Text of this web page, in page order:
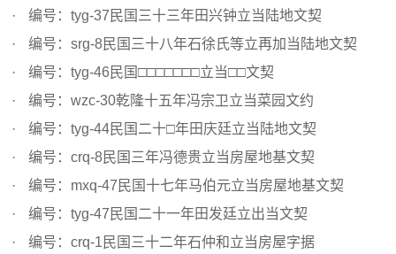
编号：tyg-37民国三十三年田兴钟立当陆地文契
编号：srg-8民国三十八年石徐氏等立再加当陆地文契
编号：tyg-46民国□□□□□□□立当□□文契
编号：wzc-30乾隆十五年冯宗卫立当菜园文约
编号：tyg-44民国二十□年田庆廷立当陆地文契
编号：crq-8民国三年冯德贵立当房屋地基文契
编号：mxq-47民国十七年马伯元立当房屋地基文契
编号：tyg-47民国二十一年田发廷立出当文契
编号：crq-1民国三十二年石仲和立当房屋字据